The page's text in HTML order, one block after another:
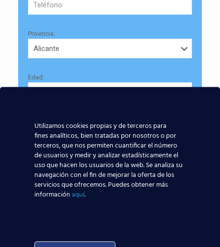
Provincia:
Edad:
Acepto la
Política de Privacidad
EUROCOLLEGE OXFORD ENGLISH INSTITUTE S.L. le
informa que tratará los datos personales que facilite con
la finalidad de gestionar su consulta y darle respuesta.
Puede ejercer sus derechos de protección de datos a
Utilizamos cookies propias y de terceros para
fines analíticos, bien tratadas por nosotros o por
terceros, que nos permiten cuantificar el número
de usuarios y medir y analizar estadísticamente el
uso que hacen los usuarios de la web. Se analiza su
navegación con el fin de mejorar la oferta de los
servicios que ofrecemos. Puedes obtener más
informaciónaquí.